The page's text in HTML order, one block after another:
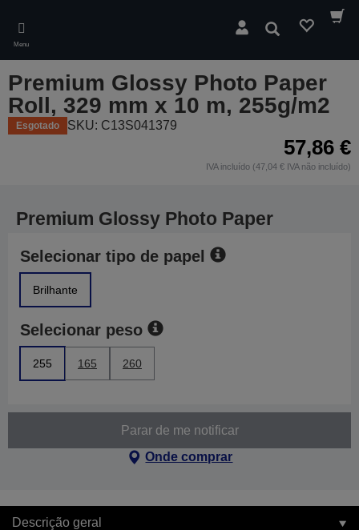
main
content
Menu
Pesquisar
Premium Glossy Photo Paper
Roll, 329 mm x 10 m, 255g/m2
Esgotado SKU: C13S041379
57,86 €
IVA incluído (47,04 € IVA não incluído)
Premium Glossy Photo Paper
Selecionar tipo de papel
Brilhante
Selecionar peso
255 165 260
Parar de me notificar
Onde comprar
Descrição geral